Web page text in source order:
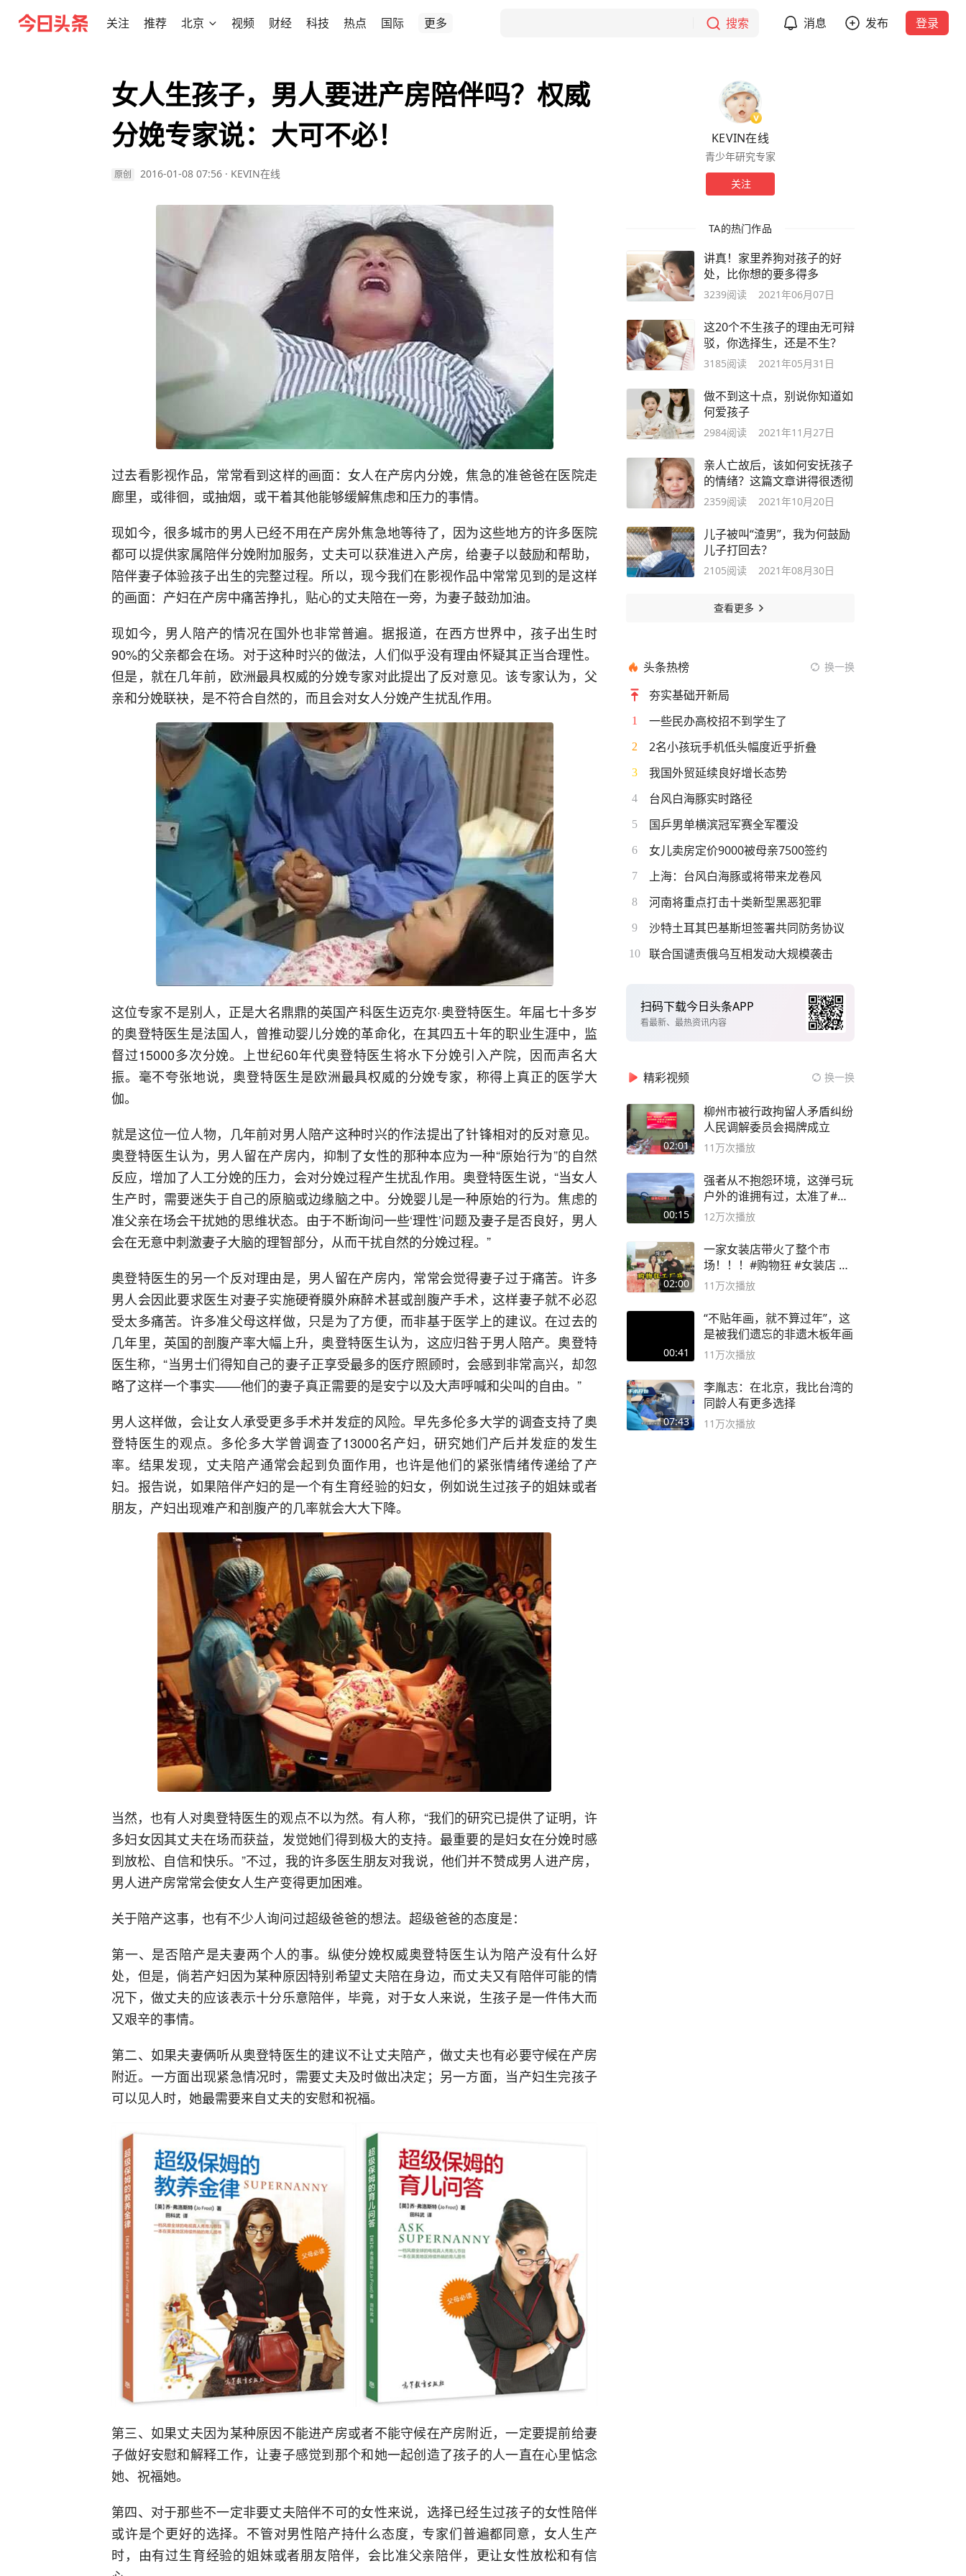
关注 推荐 北京 视频 财经 科技 热点 国际 更多 搜索 消息 发布 登录
女人生孩子，男人要进产房陪伴吗？权威
分娩专家说：大可不必！
原创 2016-01-08 07:56 · KEVIN在线
过去看影视作品，常常看到这样的画面：女人在产房内分娩，焦急的准爸爸在医院走
廊里，或徘徊，或抽烟，或干着其他能够缓解焦虑和压力的事情。
现如今，很多城市的男人已经不用在产房外焦急地等待了，因为这些地方的许多医院
都可以提供家属陪伴分娩附加服务，丈夫可以获准进入产房，给妻子以鼓励和帮助，
陪伴妻子体验孩子出生的完整过程。所以，现今我们在影视作品中常常见到的是这样
的画面：产妇在产房中痛苦挣扎，贴心的丈夫陪在一旁，为妻子鼓劲加油。
现如今，男人陪产的情况在国外也非常普遍。据报道，在西方世界中，孩子出生时
90%的父亲都会在场。对于这种时兴的做法，人们似乎没有理由怀疑其正当合理性。
但是，就在几年前，欧洲最具权威的分娩专家对此提出了反对意见。该专家认为，父
亲和分娩联袂，是不符合自然的，而且会对女人分娩产生扰乱作用。
这位专家不是别人，正是大名鼎鼎的英国产科医生迈克尔·奥登特医生。年届七十多岁
的奥登特医生是法国人，曾推动婴儿分娩的革命化，在其四五十年的职业生涯中，监
督过15000多次分娩。上世纪60年代奥登特医生将水下分娩引入产院，因而声名大
振。毫不夸张地说，奥登特医生是欧洲最具权威的分娩专家，称得上真正的医学大
伽。
就是这位一位人物，几年前对男人陪产这种时兴的作法提出了针锋相对的反对意见。
奥登特医生认为，男人留在产房内，抑制了女性的那种本应为一种“原始行为”的自然
反应，增加了人工分娩的压力，会对分娩过程产生扰乱作用。奥登特医生说，“当女人
生产时，需要迷失于自己的原脑或边缘脑之中。分娩婴儿是一种原始的行为。焦虑的
准父亲在场会干扰她的思维状态。由于不断询问一些‘理性’问题及妻子是否良好，男人
会在无意中刺激妻子大脑的理智部分，从而干扰自然的分娩过程。”
奥登特医生的另一个反对理由是，男人留在产房内，常常会觉得妻子过于痛苦。许多
男人会因此要求医生对妻子实施硬脊膜外麻醉术甚或剖腹产手术，这样妻子就不必忍
受太多痛苦。许多准父母这样做，只是为了方便，而非基于医学上的建议。在过去的
几年里，英国的剖腹产率大幅上升，奥登特医生认为，这应归咎于男人陪产。奥登特
医生称，“当男士们得知自己的妻子正享受最多的医疗照顾时，会感到非常高兴，却忽
略了这样一个事实——他们的妻子真正需要的是安宁以及大声呼喊和尖叫的自由。”
男人这样做，会让女人承受更多手术并发症的风险。早先多伦多大学的调查支持了奥
登特医生的观点。多伦多大学曾调查了13000名产妇，研究她们产后并发症的发生
率。结果发现，丈夫陪产通常会起到负面作用，也许是他们的紧张情绪传递给了产
妇。报告说，如果陪伴产妇的是一个有生育经验的妇女，例如说生过孩子的姐妹或者
朋友，产妇出现难产和剖腹产的几率就会大大下降。
当然，也有人对奥登特医生的观点不以为然。有人称，“我们的研究已提供了证明，许
多妇女因其丈夫在场而获益，发觉她们得到极大的支持。最重要的是妇女在分娩时感
到放松、自信和快乐。”不过，我的许多医生朋友对我说，他们并不赞成男人进产房，
男人进产房常常会使女人生产变得更加困难。
关于陪产这事，也有不少人询问过超级爸爸的想法。超级爸爸的态度是：
第一、是否陪产是夫妻两个人的事。纵使分娩权威奥登特医生认为陪产没有什么好
处，但是，倘若产妇因为某种原因特别希望丈夫陪在身边，而丈夫又有陪伴可能的情
况下，做丈夫的应该表示十分乐意陪伴，毕竟，对于女人来说，生孩子是一件伟大而
又艰辛的事情。
第二、如果夫妻俩听从奥登特医生的建议不让丈夫陪产，做丈夫也有必要守候在产房
附近。一方面出现紧急情况时，需要丈夫及时做出决定；另一方面，当产妇生完孩子
可以见人时，她最需要来自丈夫的安慰和祝福。
第三、如果丈夫因为某种原因不能进产房或者不能守候在产房附近，一定要提前给妻
子做好安慰和解释工作，让妻子感觉到那个和她一起创造了孩子的人一直在心里惦念
她、祝福她。
第四、对于那些不一定非要丈夫陪伴不可的女性来说，选择已经生过孩子的女性陪伴
或许是个更好的选择。不管对男性陪产持什么态度，专家们普遍都同意，女人生产
时，由有过生育经验的姐妹或者朋友陪伴，会比准父亲陪伴，更让女性放松和有信
KEVIN在线
青少年研究专家
关注
TA的热门作品
讲真！家里养狗对孩子的好
处，比你想的要多得多
3239阅读 2021年06月07日
这20个不生孩子的理由无可辩
驳，你选择生，还是不生？
3185阅读 2021年05月31日
做不到这十点，别说你知道如
何爱孩子
2984阅读 2021年11月27日
亲人亡故后，该如何安抚孩子
的情绪？这篇文章讲得很透彻
2359阅读 2021年10月20日
儿子被叫“渣男”，我为何鼓励
儿子打回去？
2105阅读 2021年08月30日
查看更多
头条热榜 换一换
夯实基础开新局
1 一些民办高校招不到学生了
2 2名小孩玩手机低头幅度近乎折叠
3 我国外贸延续良好增长态势
4 台风白海豚实时路径
5 国乒男单横滨冠军赛全军覆没
6 女儿卖房定价9000被母亲7500签约
7 上海：台风白海豚或将带来龙卷风
8 河南将重点打击十类新型黑恶犯罪
9 沙特土耳其巴基斯坦签署共同防务协议
10 联合国谴责俄乌互相发动大规模袭击
扫码下载今日头条APP
看最新、最热资讯内容
精彩视频 换一换
02:01
柳州市被行政拘留人矛盾纠纷
人民调解委员会揭牌成立
11万次播放
00:15
强者从不抱怨环境，这弹弓玩
户外的谁拥有过，太准了#弹
弓#户外
12万次播放
02:00
一家女装店带火了整个市
场！！！#购物狂 #女装店 #
高品质女装
11万次播放
00:41
“不贴年画，就不算过年”，这
是被我们遗忘的非遗木板年画
11万次播放
07:43
李胤志：在北京，我比台湾的
同龄人有更多选择
11万次播放